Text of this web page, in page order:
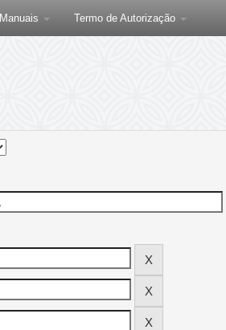
Manuais Termo de Autorização